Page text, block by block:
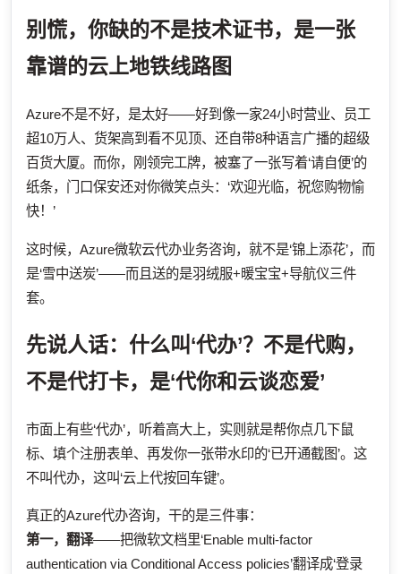
别慌，你缺的不是技术证书，是一张
靠谱的云上地铁线路图
Azure不是不好，是太好——好到像一家24小时营业、员工
超10万人、货架高到看不见顶、还自带8种语言广播的超级
百货大厦。而你，刚领完工牌，被塞了一张写着‘请自便’的
纸条，门口保安还对你微笑点头：‘欢迎光临，祝您购物愉
快！’
这时候，Azure微软云代办业务咨询，就不是‘锦上添花’，而
是‘雪中送炭’——而且送的是羽绒服+暖宝宝+导航仪三件
套。
先说人话：什么叫‘代办’？不是代购，
不是代打卡，是‘代你和云谈恋爱’
市面上有些‘代办’，听着高大上，实则就是帮你点几下鼠
标、填个注册表单、再发你一张带水印的‘已开通截图’。这
不叫代办，这叫‘云上代按回车键’。
真正的Azure代办咨询，干的是三件事：
第一，翻译——把微软文档里‘Enable multi-factor
authentication via Conditional Access policies’翻译成‘登录